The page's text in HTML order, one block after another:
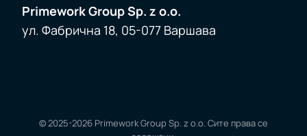
Primework Group Sp. z o.o.
ул. Фабрична 18, 05-077 Варшава
© 2025-2026 Primework Group Sp. z o.o.Сите права се
форма